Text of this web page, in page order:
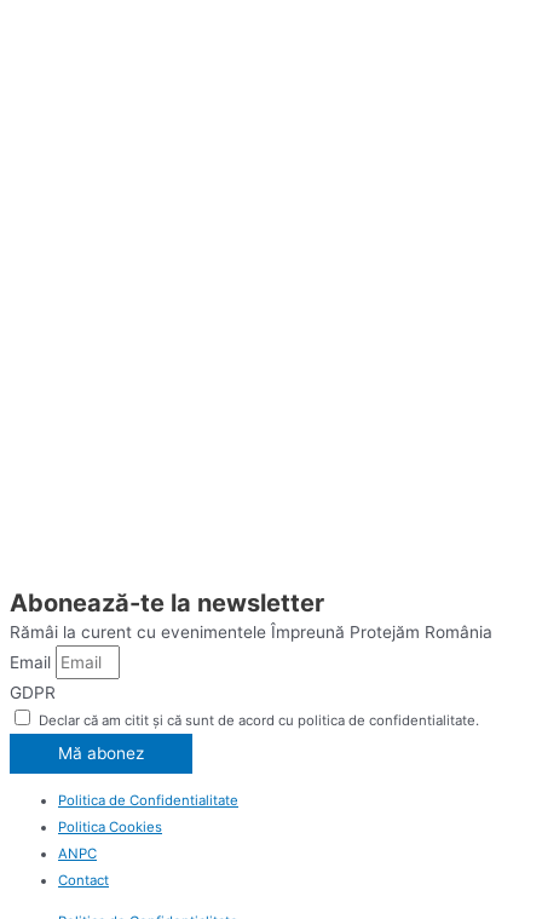
Abonează-te la newsletter
Rămâi la curent cu evenimentele Împreună Protejăm România
Email
GDPR
Declar că am citit și că sunt de acord cu politica de confidentialitate.
Mă abonez
Politica de Confidentialitate
Politica Cookies
ANPC
Contact